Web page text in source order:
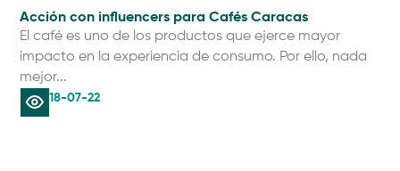
Acción con influencers para Cafés Caracas
El café es uno de los productos que ejerce mayor
impacto en la experiencia de consumo. Por ello, nada
mejor...
18-07-22